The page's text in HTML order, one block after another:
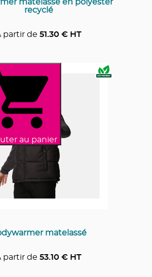
matelassé en polyester
recyclé
partir de 51.30 € HT
au panier
matelassé
partir de 53.10 € HT